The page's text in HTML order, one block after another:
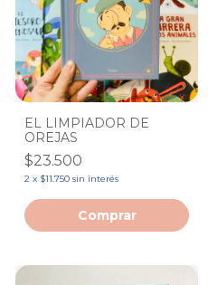
EL LIMPIADOR DE
OREJAS
$23.500
2 x $11.750 sin interés